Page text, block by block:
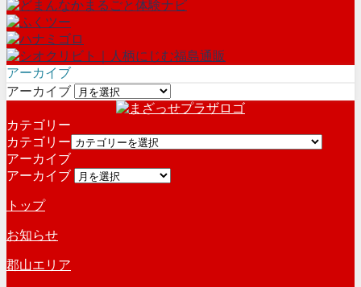
アーカイブ
アーカイブ
カテゴリー
カテゴリー
アーカイブ
アーカイブ
トップ
お知らせ
郡山エリア